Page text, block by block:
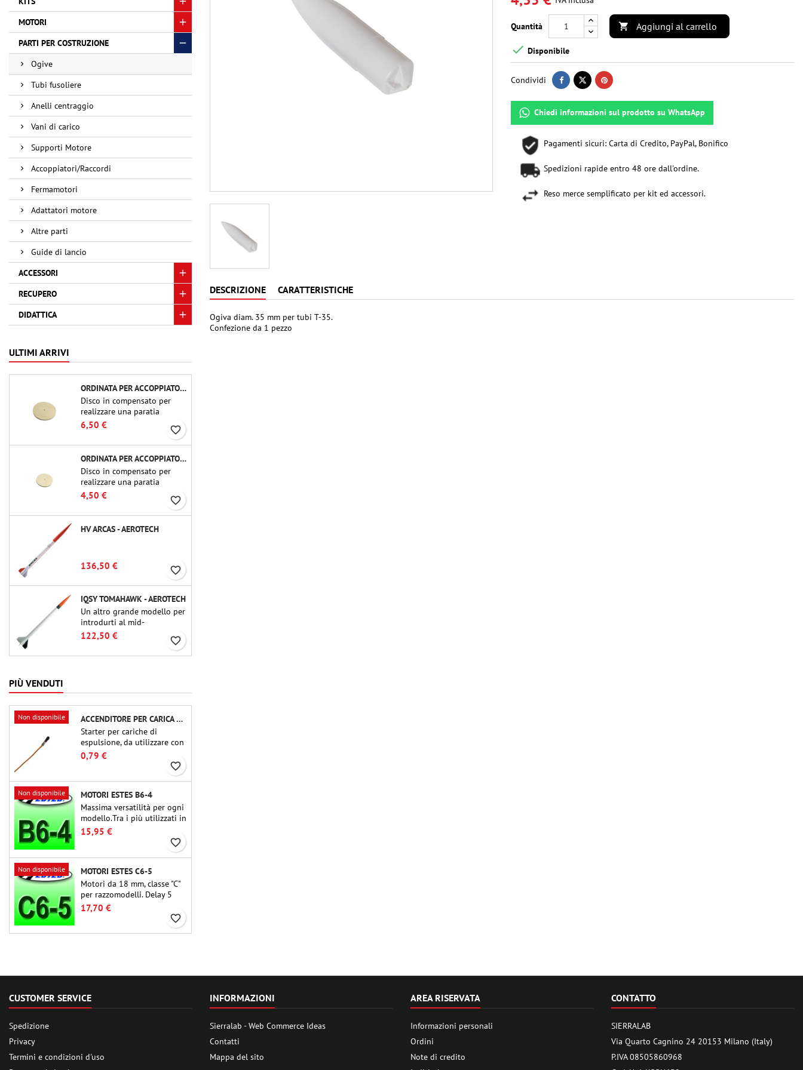
MOTORI
PARTI PER COSTRUZIONE
Ogive
Tubi fusoliere
Anelli centraggio
Vani di carico
Supporti Motore
Accoppiatori/Raccordi
Fermamotori
Adattatori motore
Altre parti
Guide di lancio
ACCESSORI
RECUPERO
DIDATTICA
ULTIMI ARRIVI
ORDINATA PER ACCOPPIATORE CBP-3.0 - PUBLIC MISSILES LTD.
Disco in compensato per
realizzare una paratia
(ordinata) in accoppiatori
per tubi Public Missiles Ltd.
da 54 mm (PT-2.1 o QT-2.1)
6,50 € favorite_border
ORDINATA PER ACCOPPIATORE CBP-2.1 - PUBLIC MISSILES LTD.
Disco in compensato per
realizzare una paratia
(ordinata) in accoppiatori
per tubi Public Missiles Ltd.
da 54 mm (PT-2.1 o QT-2.1)
4,50 € favorite_border
HV ARCAS - AEROTECH
136,50 € favorite_border
IQSY TOMAHAWK - AEROTECH
Un altro grande modello per
introdurti al mid-
power.Riproduzione in scala
di un famoso razzo-sonda,
dalle dimensioni contenute
122,50 € favorite_border
PIÙ VENDUTI
Non disponibile
ACCENDITORE PER CARICA DI ESPULSIONE (CHIP-TYPE)
Starter per cariche di
espulsione, da utilizzare con
altimetri o altri dispositivi
elettronici.
0,79 €
favorite_border
Non disponibile
MOTORI ESTES B6-4
Massima versatilità per ogni
modello.Tra i più utilizzati in
assoluto, l'Estes B6-4 è il
motore adatto per la grande
razzomodelli Estes e simili.
15,95 €
favorite_border
Non disponibile
MOTORI ESTES C6-5
Motori da 18 mm, classe "C"
per razzomodelli. Delay 5
secondi, adatti per
razzomodelli monostadio.
17,70 €
favorite_border
Quantità  Aggiungi al carrello
 Disponibile
Condividi
Chiedi informazioni sul prodotto su WhatsApp
Pagamenti sicuri: Carta di Credito, PayPal, Bonifico
Spedizioni rapide entro 48 ore dall'ordine.
Reso merce semplificato per kit ed accessori.
DESCRIZIONE CARATTERISTICHE
Ogiva diam. 35 mm per tubi T-35.
Confezione da 1 pezzo
CUSTOMER SERVICE
Spedizione
Privacy
Termini e condizioni d'uso
INFORMAZIONI
Sierralab - Web Commerce Ideas
Contatti
Mappa del sito
AREA RISERVATA
Informazioni personali
Ordini
Note di credito
CONTATTO
SIERRALAB
Via Quarto Cagnino 24 20153 Milano (Italy)
P.IVA 08505860968